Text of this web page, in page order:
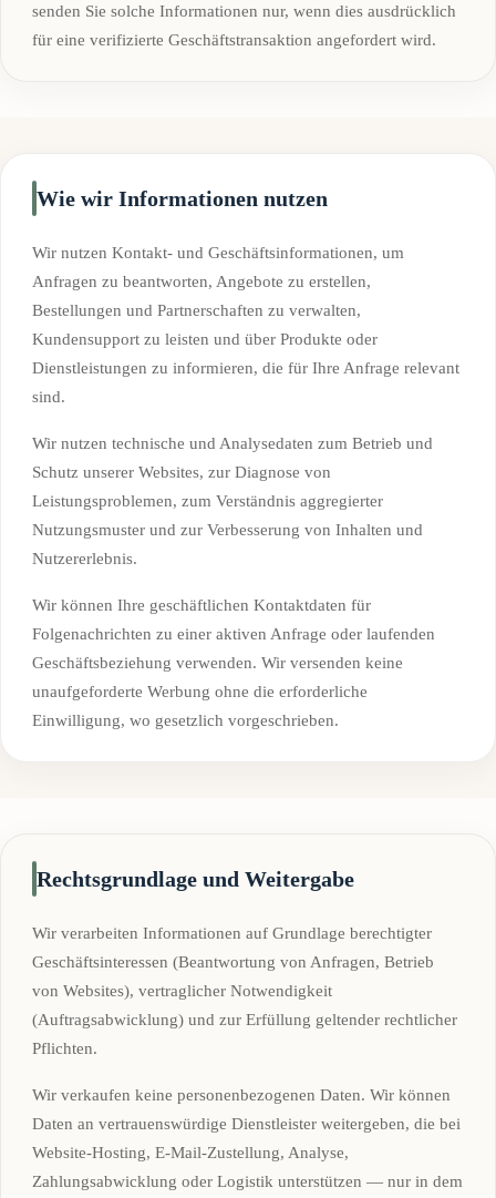
senden Sie solche Informationen nur, wenn dies ausdrücklich
für eine verifizierte Geschäftstransaktion angefordert wird.
Wie wir Informationen nutzen
Wir nutzen Kontakt- und Geschäftsinformationen, um
Anfragen zu beantworten, Angebote zu erstellen,
Bestellungen und Partnerschaften zu verwalten,
Kundensupport zu leisten und über Produkte oder
Dienstleistungen zu informieren, die für Ihre Anfrage relevant
sind.
Wir nutzen technische und Analysedaten zum Betrieb und
Schutz unserer Websites, zur Diagnose von
Leistungsproblemen, zum Verständnis aggregierter
Nutzungsmuster und zur Verbesserung von Inhalten und
Nutzererlebnis.
Wir können Ihre geschäftlichen Kontaktdaten für
Folgenachrichten zu einer aktiven Anfrage oder laufenden
Geschäftsbeziehung verwenden. Wir versenden keine
unaufgeforderte Werbung ohne die erforderliche
Einwilligung, wo gesetzlich vorgeschrieben.
Rechtsgrundlage und Weitergabe
Wir verarbeiten Informationen auf Grundlage berechtigter
Geschäftsinteressen (Beantwortung von Anfragen, Betrieb
von Websites), vertraglicher Notwendigkeit
(Auftragsabwicklung) und zur Erfüllung geltender rechtlicher
Pflichten.
Wir verkaufen keine personenbezogenen Daten. Wir können
Daten an vertrauenswürdige Dienstleister weitergeben, die bei
Website-Hosting, E-Mail-Zustellung, Analyse,
Zahlungsabwicklung oder Logistik unterstützen — nur in dem